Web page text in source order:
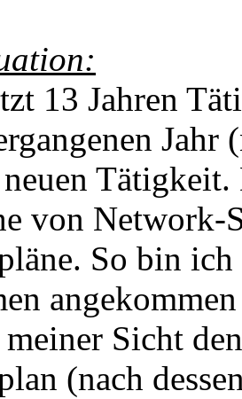
13 Jahren
Jahr
von Network-
So bin
Sicht
(nach